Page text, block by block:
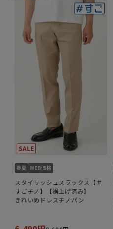
スタイリッシュスラックス【＃
すごチノ】【裾上げ済み】
きれいめドレスチノパン